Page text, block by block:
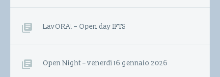
LavORA! – Open day IFTS
Open Night – venerdì 16 gennaio 2026